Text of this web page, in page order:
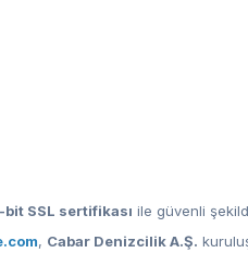
SSL sertifikası ile güvenli
, Cabar Denizcilik A.Ş.